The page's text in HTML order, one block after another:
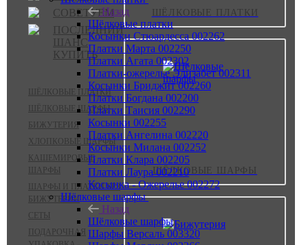
СОВЕТУЕМ
ПОСЛЕДНИЙ
ШАНС
КУПИТЬ
ШЁЛКОВЫЕ ПЛАТКИ
ШЁЛКОВЫЕ ШАРФЫ
БИЖУТЕРИЯ
ХЛОПКОВЫЕ ШАРФЫ
КАШЕМИРОВЫЕ
ШАРФЫ
ШАРФЫ И ПЛАТКИ БЕЗ
БИЖУТЕРИИ
СЕТЫ
ПОДАРОЧНАЯ
ШЁЛКОВЫЕ ПЛАТКИ
ШЁЛКОВЫЕ ШАРФЫ
Назад
Шёлковые платки
Косынки Стюардесса 002262
Платки Марта 002250
Платки Агата 002302
Платки-ожерелье Элизабет 002311
Косынки Бриджит 002260
Платки Богдана 002200
Платки Таисия 002290
Косынки 002255
Платки Ангелина 002220
Косынки Милана 002252
Платки Клара 002205
Платки Лаура 002210
Косынка - Ожерелье 002272
Шёлковые шарфы
Назад
Шёлковые шарфы
Шарфы Версаль 003320